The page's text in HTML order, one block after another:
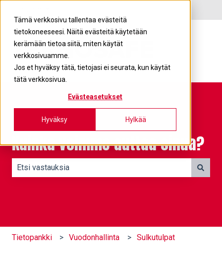
Tämä verkkosivu tallentaa evästeitä
tietokoneeseesi. Näitä evästeitä käytetään
kerämään tietoa siitä, miten käytät
verkkosivuamme.
Jos et hyväksy tätä, tietojasi ei seurata, kun käytät
tätä verkkosivua.
Evästeasetukset
Hyväksy Hylkää
Kuinka voimme auttaa sinua?
Tietopankki Vuodonhallinta Sulkutulpat